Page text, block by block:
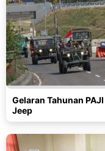
Gelaran Tahunan
Jeep